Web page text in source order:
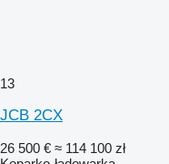
13
JCB 2CX
26 500 € ≈ 114 100 zł